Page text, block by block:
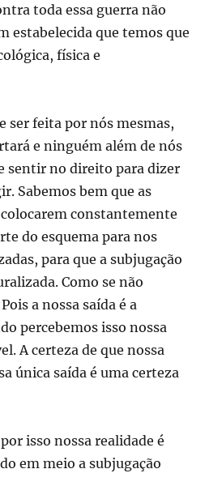
toda essa guerra não
estabelecida que temos que
física e
ser feita por nós mesmas,
e ninguém além de nós
sentir no direito para dizer
Sabemos bem que as
constantemente
do esquema para nos
para que a subjugação
Como se não
a nossa saída é a
percebemos isso nossa
A certeza de que nossa
única saída é uma certeza
isso nossa realidade é
em meio a subjugação